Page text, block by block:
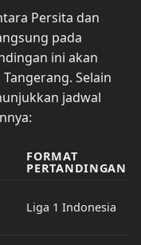
Persita dan
pada
ini akan
Selain
jadwal
FORMAT
PERTANDINGAN
Liga 1 Indonesia